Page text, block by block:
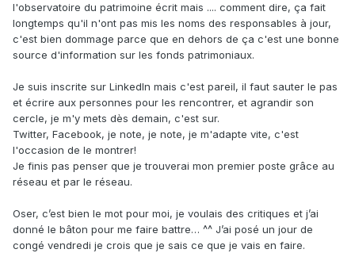
l'observatoire du patrimoine écrit mais .... comment dire, ça fait
longtemps qu'il n'ont pas mis les noms des responsables à jour,
c'est bien dommage parce que en dehors de ça c'est une bonne
source d'information sur les fonds patrimoniaux.
Je suis inscrite sur LinkedIn mais c'est pareil, il faut sauter le pas
et écrire aux personnes pour les rencontrer, et agrandir son
cercle, je m'y mets dès demain, c'est sur.
Twitter, Facebook, je note, je note, je m'adapte vite, c'est
l'occasion de le montrer!
Je finis pas penser que je trouverai mon premier poste grâce au
réseau et par le réseau.
Oser, c’est bien le mot pour moi, je voulais des critiques et j’ai
donné le bâton pour me faire battre… ^^ J’ai posé un jour de
congé vendredi je crois que je sais ce que je vais en faire.